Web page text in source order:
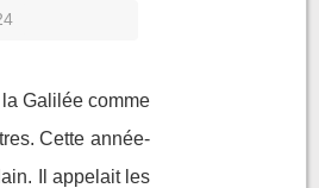
Galilée comme
Cette année-
Il appelait les